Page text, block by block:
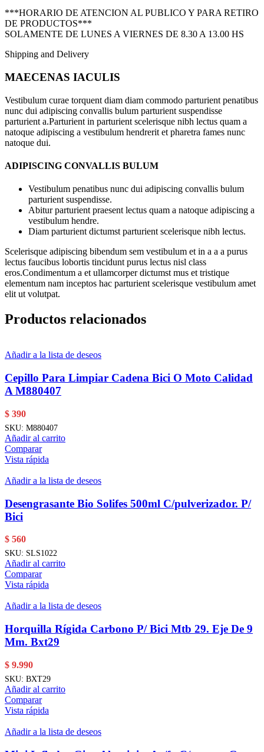
***HORARIO DE ATENCION AL PUBLICO Y PARA RETIRO
DE PRODUCTOS***
SOLAMENTE DE LUNES A VIERNES DE 8.30 A 13.00 HS
Shipping and Delivery
MAECENAS IACULIS
Vestibulum curae torquent diam diam commodo parturient penatibus
nunc dui adipiscing convallis bulum parturient suspendisse
parturient a.Parturient in parturient scelerisque nibh lectus quam a
natoque adipiscing a vestibulum hendrerit et pharetra fames nunc
natoque dui.
ADIPISCING CONVALLIS BULUM
Vestibulum penatibus nunc dui adipiscing convallis bulum
parturient suspendisse.
Abitur parturient praesent lectus quam a natoque adipiscing a
vestibulum hendre.
Diam parturient dictumst parturient scelerisque nibh lectus.
Scelerisque adipiscing bibendum sem vestibulum et in a a a purus
lectus faucibus lobortis tincidunt purus lectus nisl class
eros.Condimentum a et ullamcorper dictumst mus et tristique
elementum nam inceptos hac parturient scelerisque vestibulum amet
elit ut volutpat.
Productos relacionados
Añadir a la lista de deseos
Cepillo Para Limpiar Cadena Bici O Moto Calidad
A M880407
$ 390
SKU: M880407
Añadir al carrito
Comparar
Vista rápida
Añadir a la lista de deseos
Desengrasante Bio Solifes 500ml C/pulverizador. P/
Bici
$ 560
SKU: SLS1022
Añadir al carrito
Comparar
Vista rápida
Añadir a la lista de deseos
Horquilla Rígida Carbono P/ Bici Mtb 29. Eje De 9
Mm. Bxt29
$ 9.990
SKU: BXT29
Añadir al carrito
Comparar
Vista rápida
Añadir a la lista de deseos